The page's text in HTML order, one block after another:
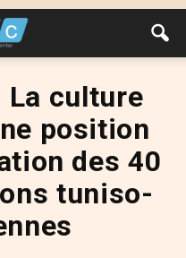
La culture
position
des 40
tuniso-